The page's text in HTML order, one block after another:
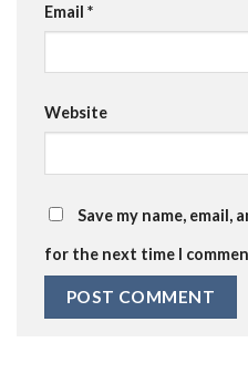
Email *
Website
Save my name, email,
for the next time I